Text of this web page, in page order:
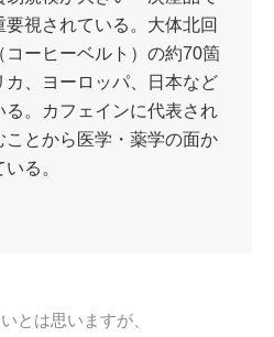
視されている。大体北回
コーヒーベルト）の約70箇
カ、ヨーロッパ、日本など
。カフェインに代表され
ことから医学・薬学の面か
る。
とは思いますが、